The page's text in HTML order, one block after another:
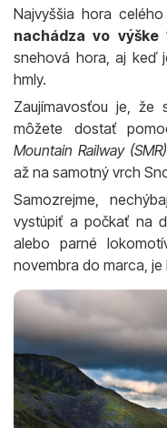
Najvyššia hora
nachádza vo výške
snehová hora, aj keď
hmly.
Zaujímavosťou je,
môžete dostať
Mountain Railway (SMR)
až na samotný vrch
Samozrejme,
vystúpiť a počkať na
alebo parné
novembra do marca,